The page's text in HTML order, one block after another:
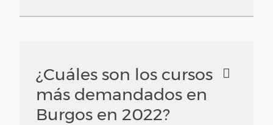
¿Cuáles son los cursos
más demandados en
Burgos en 2022?